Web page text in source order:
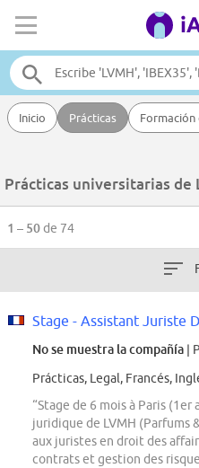
Inicio Prácticas Formación
Prácticas universitarias de
1 – 50de 74
No se muestra la compañía |
Prácticas, Legal, Francés,
“Stage de 6 mois à Paris
juridique de LVMH (Parfums
aux juristes en droit des
contrats et gestion des